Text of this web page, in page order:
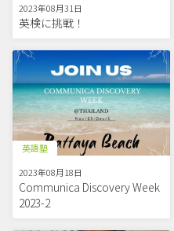
2023年08月31日
英検に挑戦！
英語塾
2023年08月18日
Communica Discovery Week
2023-2